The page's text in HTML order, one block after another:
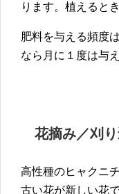
ります。植えると
肥料を与える頻度
なら月に１度は与
花摘み／刈
高性種のヒャクニ
古い花が新しい花